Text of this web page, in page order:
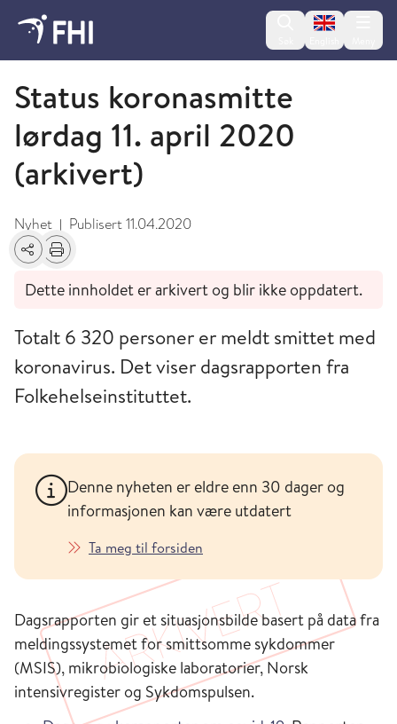
Change
April
Status koronasmitte
lørdag 11. april 2020
(arkivert)
Nyhet | Publisert11.04.2020
Del Skriv ut
Dette innholdet er arkivert og blir ikke oppdatert.
Totalt 6 320 personer er meldt smittet med
koronavirus. Det viser dagsrapporten fra
Folkehelseinstituttet.
Denne nyheten er eldre enn 30 dager og
informasjonen kan være utdatert
Ta meg til forsiden
Dagsrapporten gir et situasjonsbilde basert på data fra
meldingssystemet for smittsomme sykdommer
(MSIS), mikrobiologiske laboratorier, Norsk
intensivregister og Sykdomspulsen.